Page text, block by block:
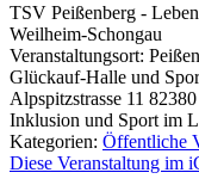
TSV Peißenberg -
Weilheim-Schongau
Veranstaltungsort:
Glückauf-Halle und
Alpspitzstrasse 11
Inklusion und Sport im
Kategorien: Öffentliche
Diese Veranstaltung im